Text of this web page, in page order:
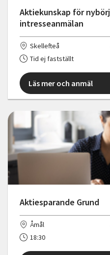
Aktiekunskap för
intresseanmälan
Skellefteå
Tid ej fastställt
Läs mer och anmäl
Aktiesparande Grund
Åmål
18:30